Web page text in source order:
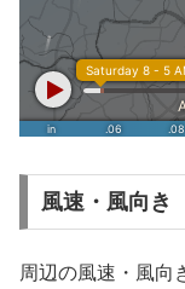
風速・風向き
周辺の風速・風向